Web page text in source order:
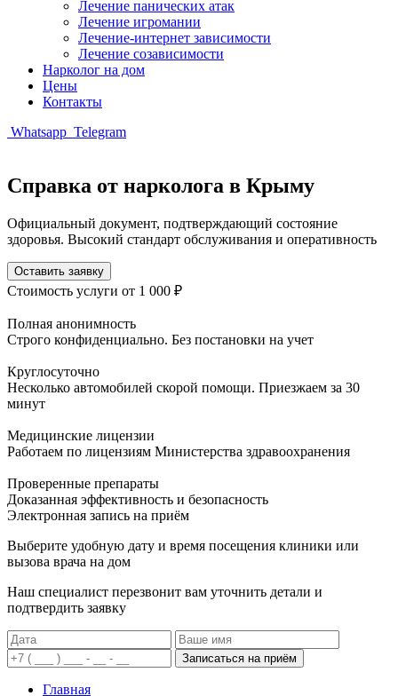
Лечение панических атак
Лечение игромании
Лечение-интернет зависимости
Лечение созависимости
Нарколог на дом
Цены
Контакты
Whatsapp Telegram
Справка от нарколога в Крыму
Официальный документ, подтверждающий состояние
здоровья. Высокий стандарт обслуживания и оперативность
Оставить заявку
Стоимость услуги от 1 000 ₽
Полная анонимность
Строго конфиденциально. Без постановки на учет
Круглосуточно
Несколько автомобилей скорой помощи. Приезжаем за 30
минут
Медицинские лицензии
Работаем по лицензиям Министерства здравоохранения
Проверенные препараты
Доказанная эффективность и безопасность
Электронная запись на приём
Выберите удобную дату и время посещения клиники или
вызова врача на дом
Наш специалист перезвонит вам уточнить детали и
подтвердить заявку
Записаться на приём
Главная